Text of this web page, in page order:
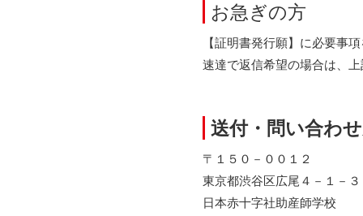
お急ぎの方
【証明書発行願】に必要事
速達で返信希望の場合は、
送付・問い合わ
〒１５０－００１２
東京都渋谷区広尾４－１－３
日本赤十字社助産師学校